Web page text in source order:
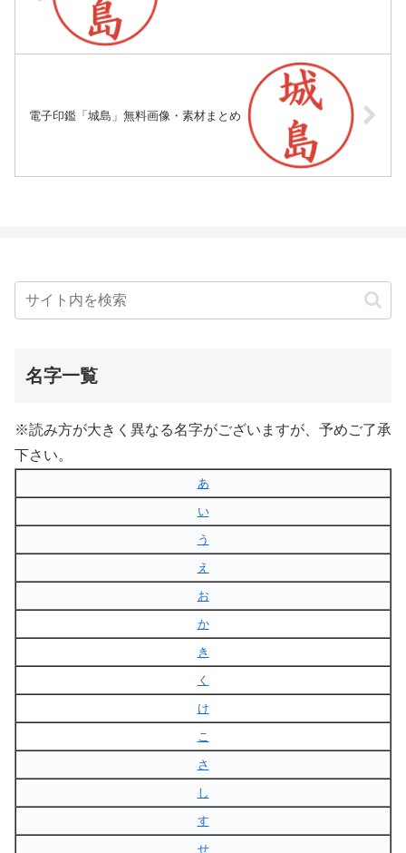
電子印鑑「城島」無料画像・素材まとめ
名字一覧
※読み方が大きく異なる名字がございますが、予めご了承
下さい。
あ
い
う
え
お
か
き
く
け
こ
さ
し
す
せ